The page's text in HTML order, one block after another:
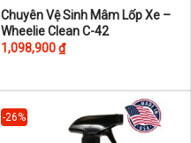
Chuyên Vệ Sinh Mâm Lốp Xe –
Wheelie Clean C-42
1,098,900₫
-26%